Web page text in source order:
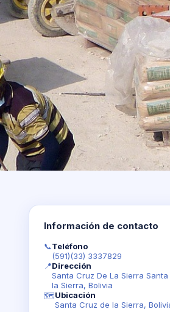
Información de contacto
📞Teléfono
(591)(33) 3337829
📍Dirección
Santa Cruz De La Sierra
la Sierra, Bolivia
🗺️Ubicación
Santa Cruz de la Sierra,